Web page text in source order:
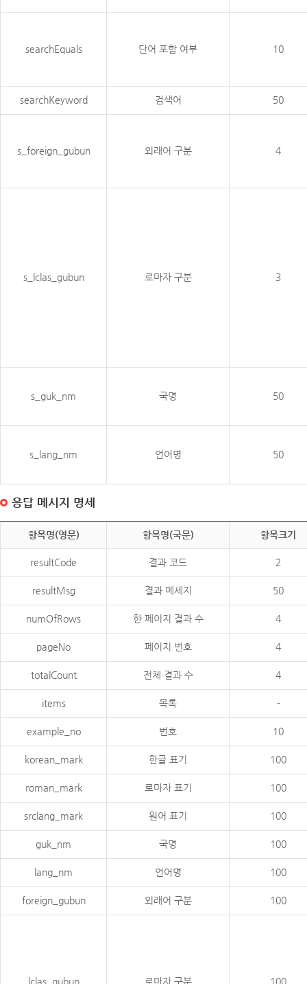
searchEquals 단어 포함 여부 10
searchKeyword 검색어 50
s_foreign_gubun 외래어 구분 4
s_lclas_gubun 로마자 구분 3
s_guk_nm 국명 50
s_lang_nm 언어명 50
응답 메시지 명세
항목명(영문) 항목명(국문) 항목크기
resultCode 결과 코드 2
resultMsg 결과 메세지 50
numOfRows 한 페이지 결과 수 4
pageNo 페이지 번호 4
totalCount 전체 결과 수 4
items 목록 -
example_no 번호 10
korean_mark 한글 표기 100
roman_mark 로마자 표기 100
srclang_mark 원어 표기 100
guk_nm 국명 100
lang_nm 언어명 100
foreign_gubun 외래어 구분 100
lclas_gubun 로마자 구분 100